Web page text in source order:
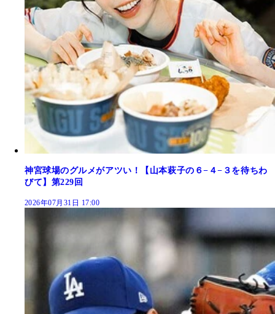
神宮球場のグルメがアツい！【山本萩子の６−４−３を待ちわ
びて】第229回
2026年07月31日 17:00